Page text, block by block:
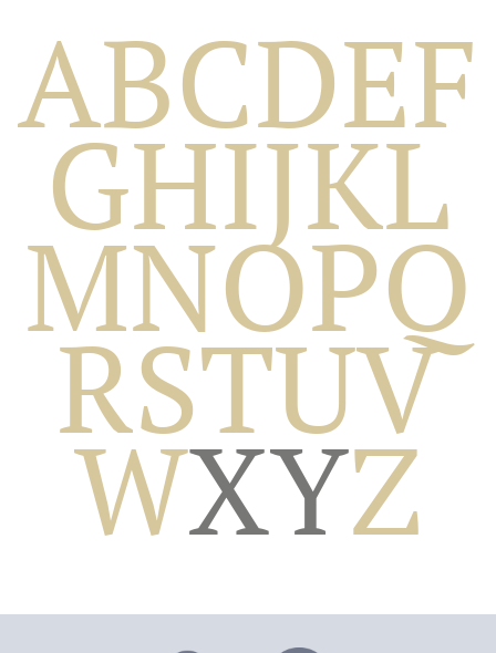
Biografico
ABCDEF
GHIJKL
MNOPQ
RSTUV
WXYZ